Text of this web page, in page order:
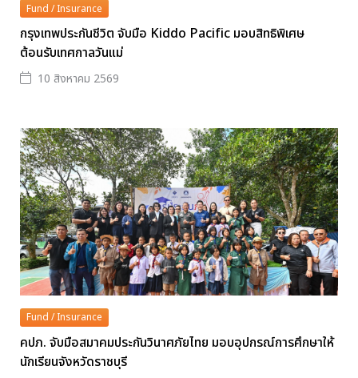
Fund / Insurance
กรุงเทพประกันชีวิต จับมือ Kiddo Pacific มอบสิทธิพิเศษ
ต้อนรับเทศกาลวันแม่
10 สิงหาคม 2569
Fund / Insurance
คปภ. จับมือสมาคมประกันวินาศภัยไทย มอบอุปกรณ์การศึกษาให้
นักเรียนจังหวัดราชบุรี